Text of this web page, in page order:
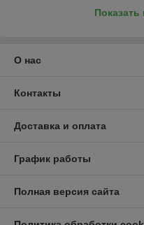
О нас
Контакты
Доставка и оплата
График работы
Полная версия сайта